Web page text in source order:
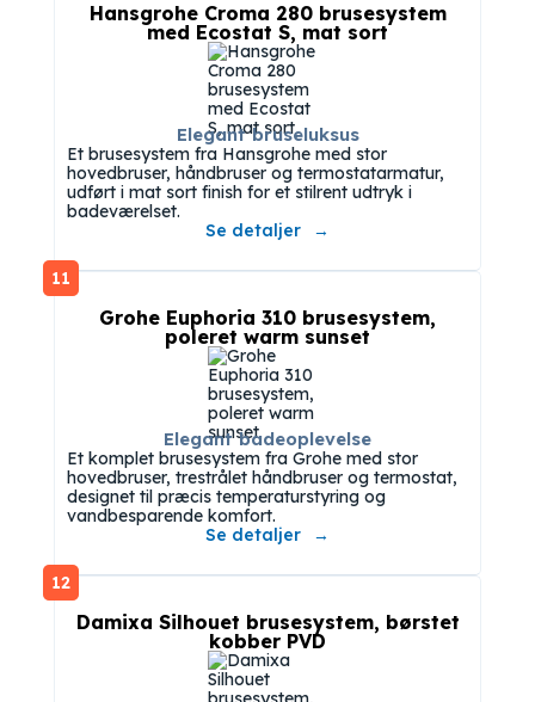
Elegant bruseluksus
Hansgrohe Croma 280 brusesystem
med Ecostat S, mat sort
Et brusesystem fra Hansgrohe med stor
hovedbruser, håndbruser og termostatarmatur,
udført i mat sort finish for et stilrent udtryk i
badeværelset.
Se detaljer
11
Elegant badeoplevelse
Grohe Euphoria 310 brusesystem,
poleret warm sunset
Et komplet brusesystem fra Grohe med stor
hovedbruser, trestrålet håndbruser og termostat,
designet til præcis temperaturstyring og
vandbesparende komfort.
Se detaljer
12
Damixa Silhouet brusesystem, børstet
kobber PVD